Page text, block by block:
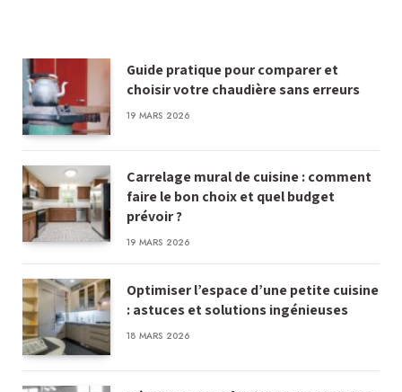
Guide pratique pour comparer et
choisir votre chaudière sans erreurs
19 MARS 2026
Carrelage mural de cuisine : comment
faire le bon choix et quel budget
prévoir ?
19 MARS 2026
Optimiser l’espace d’une petite cuisine
: astuces et solutions ingénieuses
18 MARS 2026